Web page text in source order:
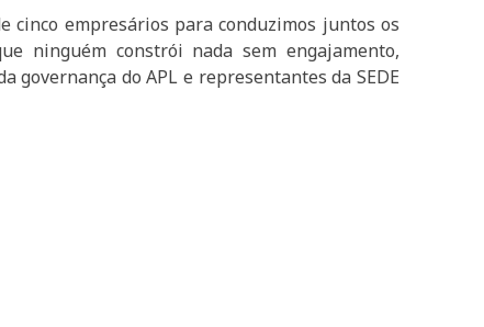
cinco empresários para conduzimos juntos os
ninguém constrói nada sem engajamento,
governança do APL e representantes da SEDE